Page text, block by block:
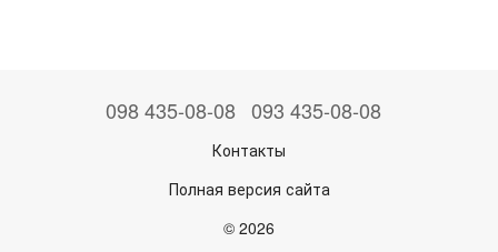
098 435-08-08 093 435-08-08
Контакты
Полная версия сайта
© 2026